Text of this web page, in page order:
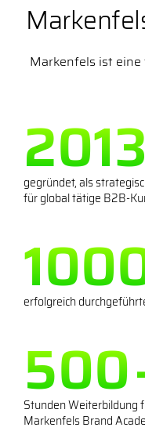
Markenfels ist
2013
gegründet, als
für global tätige B2B-
erfolgreich
500
Stunden Weiterbildung
Markenfels Brand